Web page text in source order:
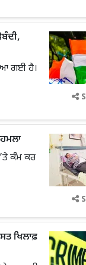
ਆ ਗਈ ਹੈ।
ਕੰਮ ਕਰ
ਖਿਲਾਫ਼